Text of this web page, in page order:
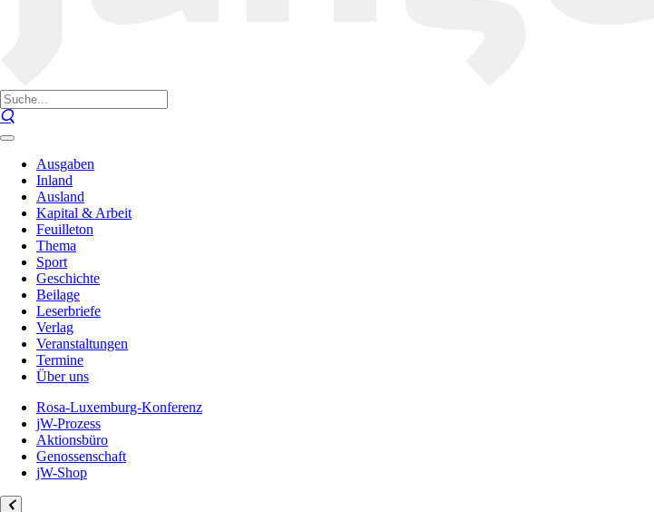
Ausgaben
Inland
Ausland
Kapital & Arbeit
Feuilleton
Thema
Sport
Geschichte
Beilage
Leserbriefe
Verlag
Veranstaltungen
Termine
Über uns
Rosa-Luxemburg-Konferenz
jW-Prozess
Aktionsbüro
Genossenschaft
jW-Shop